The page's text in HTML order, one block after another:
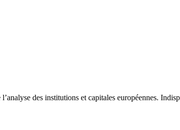
des institutions et capitales européennes.